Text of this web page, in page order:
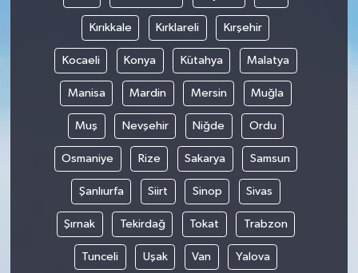
Kırıkkale Kırklareli Kırşehir
Kocaeli Konya Kütahya Malatya
Manisa Mardin Mersin Muğla
Muş Nevşehir Niğde Ordu
Osmaniye Rize Sakarya Samsun
Şanlıurfa Siirt Sinop Sivas
Şırnak Tekirdağ Tokat Trabzon
Tunceli Uşak Van Yalova